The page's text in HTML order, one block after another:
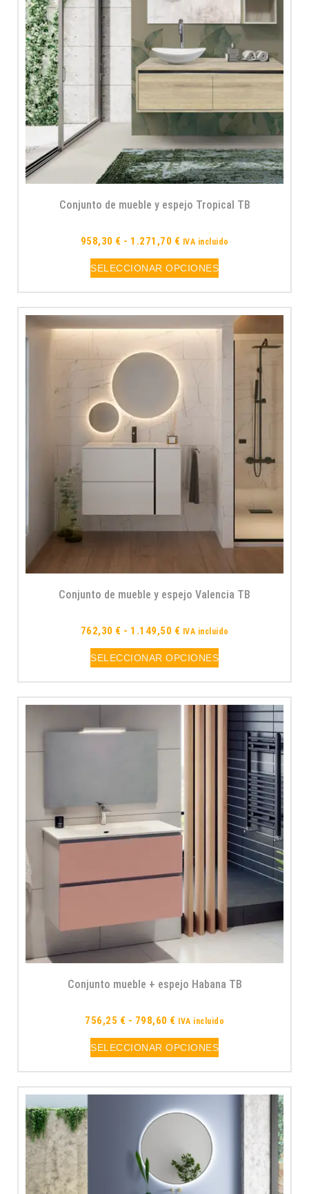
Conjunto de mueble y espejo Tropical TB
958,30 € - 1.271,70 € IVA incluido
SELECCIONAR OPCIONES
Conjunto de mueble y espejo Valencia TB
762,30 € - 1.149,50 € IVA incluido
SELECCIONAR OPCIONES
Conjunto mueble + espejo Habana TB
756,25 € - 798,60 € IVA incluido
SELECCIONAR OPCIONES